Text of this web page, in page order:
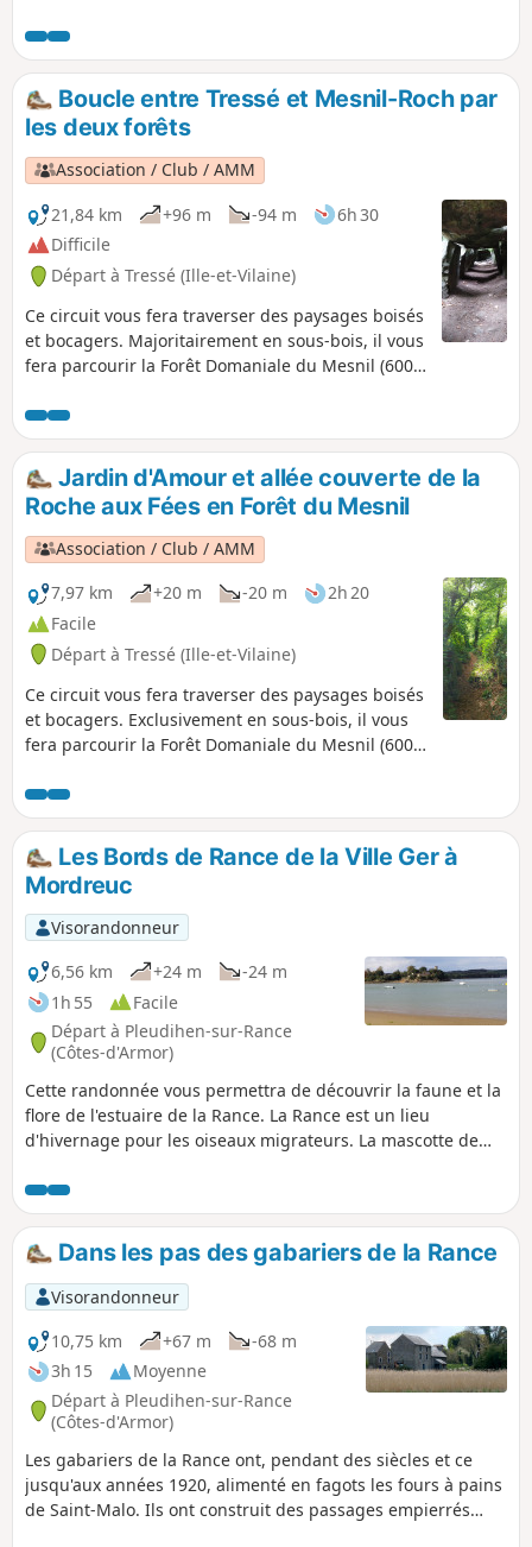
grande partie en sous-bois. Il donne également l'occasion
de découvrir quelques vielles maison en particulier à St-
Méleuc et la Forge. Il permet de découvrir un site
mégalithique en forêt de la Tougeais, au Nord du lieu dit
"les Rouchiviers". Pas de difficulté significative, mais il est
possible que le fond de la vallée soit très humide en
période de pluie et le ruisseaux peut même déborder.
Boucle entre Tressé et Mesnil-Roch par
les deux forêts
Association / Club / AMM
21,84 km
+96 m -94 m
6h 30
Difficile
Départ à Tressé (Ille-et-Vilaine)
Ce circuit vous fera traverser des paysages boisés
et bocagers. Majoritairement en sous-bois, il vous
fera parcourir la Forêt Domaniale du Mesnil (600
qu'une très petite partie de la Forêt de Coëtquen
(557 ha). Avec la politique de remembrement,
beaucoup de haies bocagères ont disparu en 50
ans. Pourtant, les haies et talus ont un rôle
important pour la diversité de la faune et de la
flore. Ils servent à abriter le bétail du vent, à
limiter le ruissellement des eaux et à ralentir le
vent. Les oiseaux, insectes et petits mammifères
trouvent dans ces lieux un abri et de la
nourriture. Les haies bocagères sont également
source d’énergie renouvelable, ainsi que des
capteurs de carbone. Depuis une vingtaine
d'années, les communes favorisent la
reconstitution du réseau de haies bocagère et
Jardin d'Amour et allée couverte de la
Roche aux Fées en Forêt du Mesnil
Association / Club / AMM
7,97 km
+20 m -20 m
2h 20
Facile
Départ à Tressé (Ille-et-Vilaine)
Ce circuit vous fera traverser des paysages boisés
et bocagers. Exclusivement en sous-bois, il vous
fera parcourir la Forêt Domaniale du Mesnil (600
sentiers sont bien entretenus mais nombreux
surtout dans la partie Sud, bien suivre le tracé,
idéalement sur son smartphone, car on peut
facilement se tromper de sentier. L'allée couverte,
désignée "La Roche aux Fées", doit être
distinguée d'autre autre allée du même nom, plus
monumentale, située à Janzé.
Les Bords de Rance de la Ville Ger à
Mordreuc
Visorandonneur
6,56 km
+24 m
-24 m
1h 55
Facile
Départ à Pleudihen-sur-Rance
(Côtes-d'Armor)
Cette randonnée vous permettra de découvrir la faune et la
flore de l'estuaire de la Rance. La Rance est un lieu
d'hivernage pour les oiseaux migrateurs. La mascotte de
avec vous, si la hauteur d'eau lui permet de se prélasser sur
la cale. Autrement regardez dans l'eau si un museau
moustachu ne pointe pas. À Mordreuc, en continuant 100
mètres sur la grève, vous découvrirez l'ancien four à chaux.
Dans les pas des gabariers de la Rance
Visorandonneur
10,75 km
+67 m
-68 m
3h 15
Moyenne
Départ à Pleudihen-sur-Rance
(Côtes-d'Armor)
Les gabariers de la Rance ont, pendant des siècles et ce
jusqu'aux années 1920, alimenté en fagots les fours à pains
de Saint-Malo. Ils ont construit des passages empierrés